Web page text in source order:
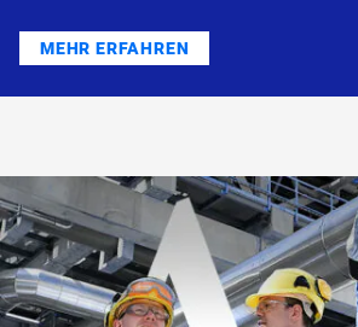
MEHR ERFAHREN